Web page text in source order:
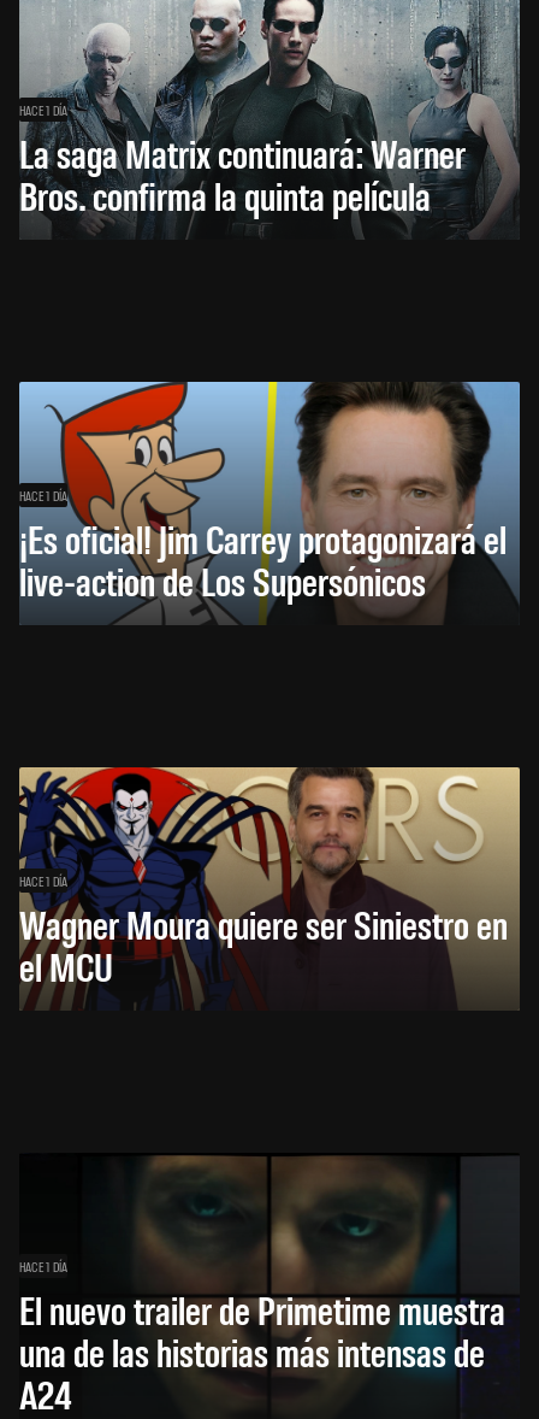
HACE 1 DÍA
La saga Matrix continuará: Warner
Bros. confirma la quinta película
HACE 1 DÍA
¡Es oficial! Jim Carrey protagonizará el
live-action de Los Supersónicos
HACE 1 DÍA
Wagner Moura quiere ser Siniestro en
el MCU
HACE 1 DÍA
El nuevo trailer de Primetime muestra
una de las historias más intensas de
A24